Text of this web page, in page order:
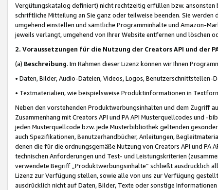
Vergütungskatalog definiert) nicht rechtzeitig erfüllen bzw. ansonsten
schriftliche Mitteilung an Sie ganz oder teilweise beenden. Sie werden
umgehend einstellen und sämtliche Programminhalte und Amazon-
jeweils verlangt, umgehend von Ihrer Website entfernen und löschen
2. Voraussetzungen für die Nutzung der Creators API und der
(a) Beschreibung. Im Rahmen dieser Lizenz können wir Ihnen
• Daten, Bilder, Audio-Dateien, Videos, Logos, Benutzerschnittstellen-
• Textmaterialien, wie beispielsweise Produktinformationen in
Neben den vorstehenden Produktwerbungsinhalten und dem Zugriff
Zusammenhang mit Creators API und PA API Musterquellcodes und
jeden Musterquellcode bzw. jede Musterbibliothek geltenden
auch Spezifikationen, Benutzerhandbücher, Anleitungen,
denen die für die ordnungsgemäße Nutzung von Creators API und PA
technischen Anforderungen und Test- und Leistungskriterien
verwendete Begriff „Produktwerbungsinhalte“ schließt ausdrücklich
Lizenz zur Verfügung stellen, sowie alle von uns zur Verfügung
ausdrücklich nicht auf Daten, Bilder, Texte oder sonstige